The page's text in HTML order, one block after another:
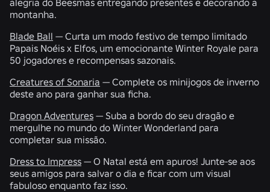
montanha.
Blade Ball — Curta um modo festivo de tempo limitado
Papais Noéis x Elfos, um emocionante Winter Royale para
50 jogadores e recompensas sazonais.
Creatures of Sonaria — Complete os minijogos de inverno
deste ano para ganhar sua ficha.
Dragon Adventures — Suba a bordo do seu dragão e
mergulhe no mundo do Winter Wonderland para
completar sua missão.
Dress to Impress — O Natal está em apuros! Junte-se aos
seus amigos para salvar o dia e ficar com um visual
fabuloso enquanto faz isso.